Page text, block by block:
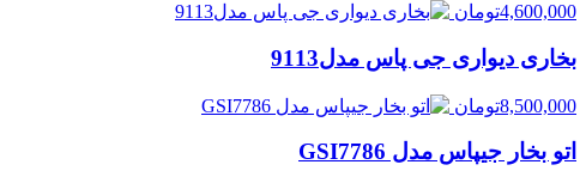
4,600,000تومان
بخاری دیواری جی پاس مدل9113
8,500,000تومان
اتو بخار جیپاس مدل GSI7786